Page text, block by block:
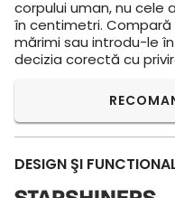
corpului uman, nu cele
în centimetri.
mărimi sau introdu-le
decizia corectă cu
DESIGN ŞI